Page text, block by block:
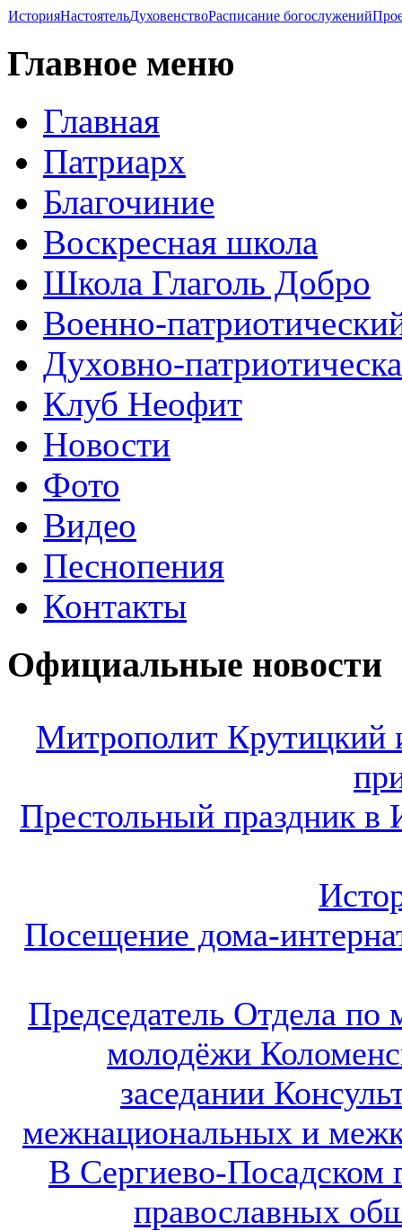
ИсторияНастоятельДуховенствоРасписание богослужений
Главное меню
Главная
Патриарх
Благочиние
Воскресная школа
Школа Глаголь Добро
Военно-
Духовно-
Клуб Неофит
Новости
Фото
Видео
Песнопения
Контакты
Официальные новости
Митрополит Крутицкий
Престольный праздник в
Посещение дома-
Председатель Отдела по
молодёжи
заседании
межнациональных и
В Сергиево-Посадском
православных